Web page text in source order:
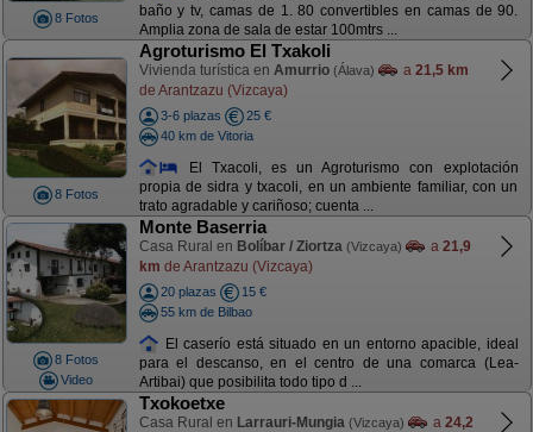
8 Fotos
baño y tv, camas de 1. 80 convertibles en camas de 90.
Amplia zona de sala de estar 100mtrs ...
8 Fotos
Agroturismo El Txakoli
Vivienda turística en Amurrio (Álava) a 21,5 km
de Arantzazu (Vizcaya)
3-6 plazas
25 €
40 km de Vitoria
El Txacoli, es un Agroturismo con explotación
propia de sidra y txacoli, en un ambiente familiar, con un
trato agradable y cariñoso; cuenta ...
8 Fotos
Video
Monte Baserria
Casa Rural en Bolíbar / Ziortza (Vizcaya) a 21,9
km de Arantzazu (Vizcaya)
20 plazas
15 €
55 km de Bilbao
El caserío está situado en un entorno apacible, ideal
para el descanso, en el centro de una comarca (Lea-
Artibai) que posibilita todo tipo d ...
Txokoetxe
Casa Rural en Larrauri-Mungia (Vizcaya) a 24,2